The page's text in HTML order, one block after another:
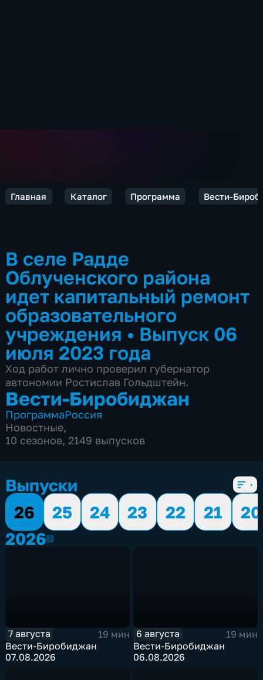
Главная Каталог Программа Вести-
В селе Радде
Облученского района
идет капитальный ремонт
образовательного
учреждения • Выпуск 06
июля 2023 года
Ход работ лично проверил губернатор
автономии Ростислав Гольдштейн.
Вести-Биробиджан
ПрограммаРоссия
Новостные,
10 сезонов, 2149 выпусков
Выпуски
26
25 24 23 22 21
20
20262026
7 августа
19 мин
Вести-Биробиджан
07.08.2026
6 августа
19 мин
Вести-Биробиджан
06.08.2026